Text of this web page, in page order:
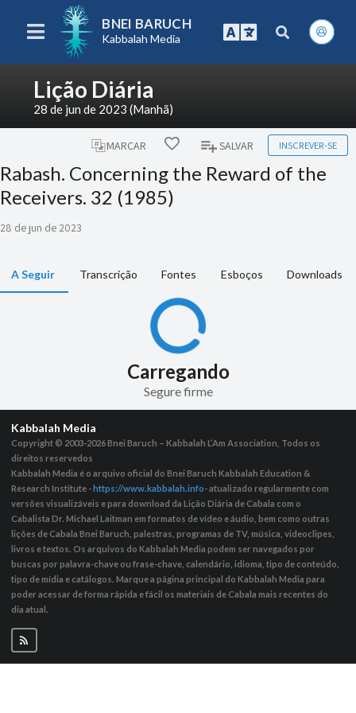
BNEI BARUCH
Kabbalah Media
Lição Diária
28 de jun de 2023 (Manhã)
MARCAR SALVAR INSCREVER-SE
Rabash. Concerning the Reward of the
Receivers. 32 (1985)
28 de jun de 2023
A Seguir Transcrição Fontes Esboços Downloads
Carregando
Segure firme
Kabbalah Media
Copyright © 2003-2026Bnei Baruch – Kabbalah L’Am Association, Todos os
direitos reservedos
Kabbalah Media é o arquivo oficial do Bnei Baruch Kabbalah Education &
Research Institute - https://www.kabbalah.info- atualizado regularmente com
versões visualizáveis ​​e para download da Lição Diária de Cabala com o
Cabalista Dr. Michael Laitman em formatos de vídeo e áudio, bem como outras
lições de Cabala Bnei Baruch, palestras, programas de TV, música, videoclipes,
livros e textos. Os arquivos do Kabbalah Media podem ser navegados por
buscas por palavra-chave ou frase-chave, calendário, idioma, tipo de conteúdo,
tipo de mídia e catálogos. Marque a página principal do Kabbalah Media para
poder acessar de forma rápida e fácil os materiais de Cabala mais recentes do
dia atual.